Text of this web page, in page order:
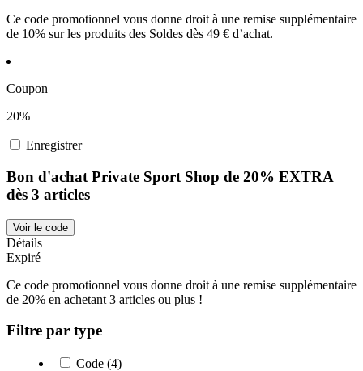
Ce code promotionnel vous donne droit à une remise supplémentaire
de 10% sur les produits des Soldes dès 49 € d’achat.
Coupon
20%
Enregistrer
Bon d'achat Private Sport Shop de 20% EXTRA
dès 3 articles
Voir le code
Détails
Expiré
Ce code promotionnel vous donne droit à une remise supplémentaire
de 20% en achetant 3 articles ou plus !
Filtre par type
Code (4)